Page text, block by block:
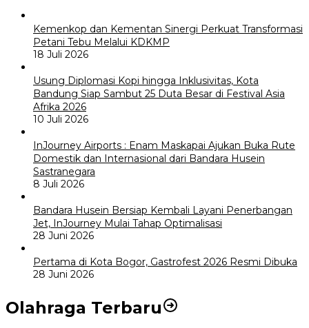
Kemenkop dan Kementan Sinergi Perkuat Transformasi
Petani Tebu Melalui KDKMP
18 Juli 2026
Usung Diplomasi Kopi hingga Inklusivitas, Kota
Bandung Siap Sambut 25 Duta Besar di Festival Asia
Afrika 2026
10 Juli 2026
InJourney Airports : Enam Maskapai Ajukan Buka Rute
Domestik dan Internasional dari Bandara Husein
Sastranegara
8 Juli 2026
Bandara Husein Bersiap Kembali Layani Penerbangan
Jet, InJourney Mulai Tahap Optimalisasi
28 Juni 2026
Pertama di Kota Bogor, Gastrofest 2026 Resmi Dibuka
28 Juni 2026
Olahraga Terbaru